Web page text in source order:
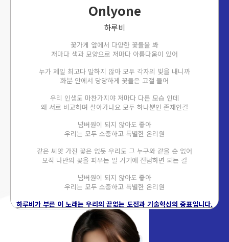
Onlyone
하루비
꽃가게 앞에서 다양한 꽃들을 봐
저마다 색과 모양으로 저마다 아름다움이 있어
누가 제일 최고다 말하지 않아 모두 각자의 빛을 내니까
화분 안에서 당당하게 꽃들은 고갤 들어
우리 인생도 마찬가지야 저마다 다른 모습 인데
왜 서로 비교하며 살아가나요 모두 하나뿐인 존재인걸
넘버원이 되지 않아도 좋아
우리는 모두 소중하고 특별한 온리원
같은 씨앗 가진 꽃은 없듯 우리도 그 누구와 같을 순 없어
오직 나만의 꽃을 피우는 일 거기에 전념하면 되는 걸
넘버원이 되지 않아도 좋아
우리는 모두 소중하고 특별한 온리원
하루비가 부른 이 노래는 우리의 끝없는 도전과 기술혁신의 증표입니다.